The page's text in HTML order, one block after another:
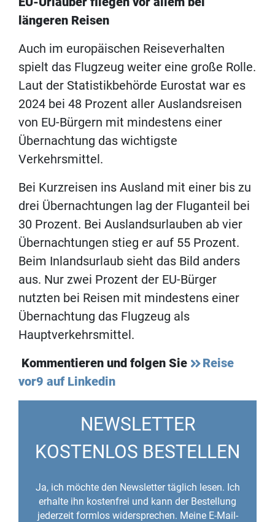
längeren Reisen
Auch im europäischen Reiseverhalten
spielt das Flugzeug weiter eine große Rolle.
Laut der Statistikbehörde Eurostat war es
2024 bei 48 Prozent aller Auslandsreisen
von EU-Bürgern mit mindestens einer
Übernachtung das wichtigste
Verkehrsmittel.
Bei Kurzreisen ins Ausland mit einer bis zu
drei Übernachtungen lag der Fluganteil bei
30 Prozent. Bei Auslandsurlauben ab vier
Übernachtungen stieg er auf 55 Prozent.
Beim Inlandsurlaub sieht das Bild anders
aus. Nur zwei Prozent der EU-Bürger
nutzten bei Reisen mit mindestens einer
Übernachtung das Flugzeug als
Hauptverkehrsmittel.
Kommentieren und folgen Sie
Reise
vor9 auf Linkedin
NEWSLETTER
KOSTENLOS BESTELLEN
Ja, ich möchte den Newsletter täglich lesen. Ich
erhalte ihn kostenfrei und kann der Bestellung
jederzeit formlos widersprechen. Meine E-Mail-